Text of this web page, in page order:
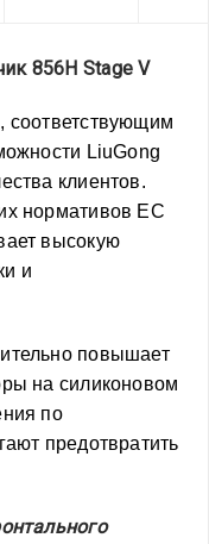
856H Stage V
соответствующим
LiuGong
клиентов.
нормативов ЕС
высокую
и
повышает
на силиконовом
по
предотвратить